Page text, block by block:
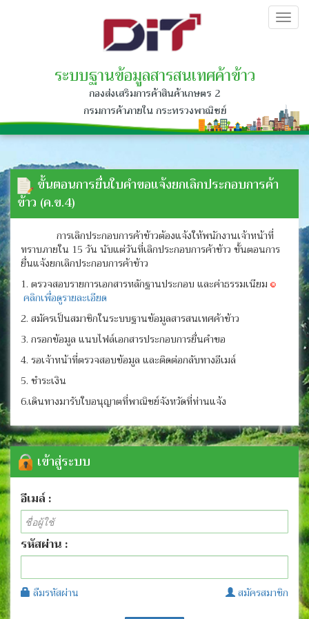
ระบบฐานข้อมูลสารสนเทศค้าข้าว
กองส่งเสริมการค้าสินค้าเกษตร 2
กรมการค้าภายใน กระทรวงพาณิชย์
ขั้นตอนการยื่นใบคำขอแจ้งยกเลิกประกอบการค้า
ข้าว (ค.ข.4)
การเลิกประกอบการค้าข้าวต้องแจ้งให้พนักงานเจ้าหน้าที่
ทราบภายใน 15 วัน นับแต่วันที่เลิกประกอบการค้าข้าว ขั้นตอนการ
ยื่นแจ้งยกเลิกประกอบการค้าข้าว
1. ตรวจสอบรายการเอกสารหลักฐานประกอบ และค่าธรรมเนียม
คลิกเพื่อดูรายละเอียด
2. สมัครเป็นสมาชิกในระบบฐานข้อมูลสารสนเทศค้าข้าว
3. กรอกข้อมูล แนบไฟล์เอกสารประกอบการยื่นคำขอ
4. รอเจ้าหน้าที่ตรวจสอบข้อมูล และติดต่อกลับทางอีเมล์
5. ชำระเงิน
6.เดินทางมารับใบอนุญาตที่พาณิชย์จังหวัดที่ท่านแจ้ง
เข้าสู่ระบบ
อีเมล์ :
รหัสผ่าน :
ลืมรหัสผ่าน สมัครสมาชิก